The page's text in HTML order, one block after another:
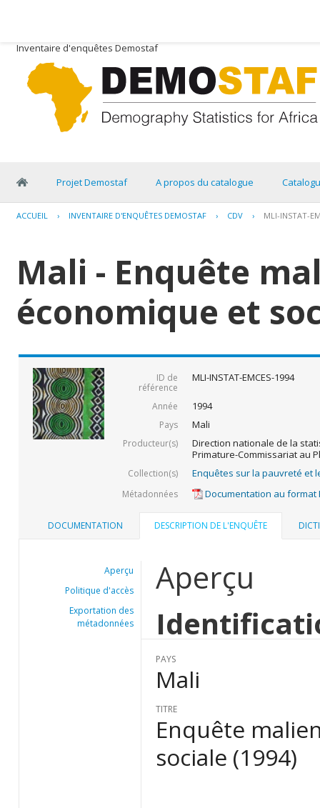
Inventaire d'enquêtes Demostaf
Projet Demostaf A propos du catalogue
ACCUEIL › INVENTAIRE D'ENQUÊTES DEMOSTAF › CDV › MLI-INSTAT-
Mali - Enquête
économique et
ID de
référence
MLI-INSTAT-EMCES-1994
Année 1994
Pays Mali
Producteur(s)
Direction nationale de la
Primature-Commissariat au
Collection(s) Enquêtes sur la pauvreté et
Métadonnées Documentation au format
DOCUMENTATION DESCRIPTION DE L'ENQUÊTE
Aperçu
Politique d'accès
Exportation des
métadonnées
Aperçu
PAYS
Mali
TITRE
Enquête
sociale (1994)